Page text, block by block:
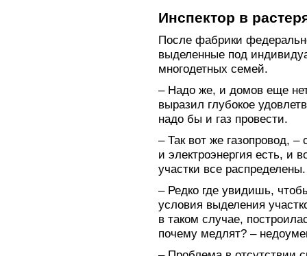
Инспектор в
После фабрики
выделенные под
многодетных семей.
– Надо же, и домов еще
выразил глубокое
надо бы и газ провести.
– Так вот же газопровод,
и электроэнергия есть, и
участки все распределены.
– Редко где увидишь,
условия выделения
в таком случае,
почему медлят? –